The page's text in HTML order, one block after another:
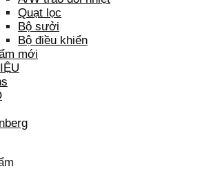
Quạt lọc
Bộ sưởi
Bộ điều khiển
mới